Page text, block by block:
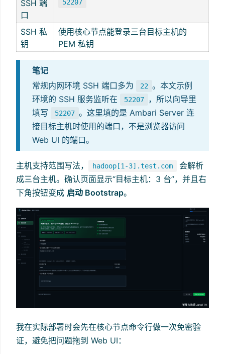
SSH 端
口
52207
SSH 私
钥
使用核心节点能登录三台目标主机的
PEM 私钥
笔记
常规内网环境 SSH 端口多为
22 。本文示例
环境的 SSH 服务监听在
52207
，所以向导里
填写
52207 。这里填的是 Ambari Server 连
接目标主机时使用的端口，不是浏览器访问
Web UI 的端口。
主机支持范围写法， hadoop[1-3].test.com
会解析
成三台主机。确认页面显示“目标主机：3 台”，并且右
下角按钮变成 启动 Bootstrap。
我在实际部署时会先在核心节点命令行做一次免密验
证，避免把问题拖到 Web UI：